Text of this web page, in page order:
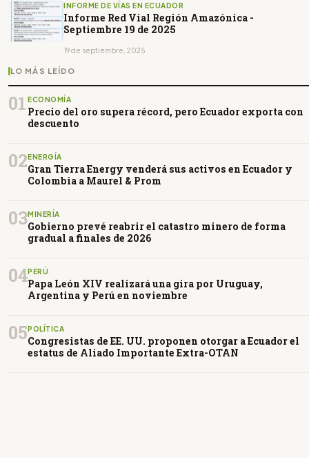
INFORME DE VÍAS EN ECUADOR
Informe Red Vial Región Amazónica -
Septiembre 19 de 2025
19 de septiembre, 2025
LO MÁS LEÍDO
01 ECONOMÍA
Precio del oro supera récord, pero Ecuador exporta con
descuento
02ENERGÍA
Gran Tierra Energy venderá sus activos en Ecuador y
Colombia a Maurel & Prom
03MINERÍA
Gobierno prevé reabrir el catastro minero de forma
gradual a finales de 2026
04PERÚ
Papa León XIV realizará una gira por Uruguay,
Argentina y Perú en noviembre
05POLÍTICA
Congresistas de EE. UU. proponen otorgar a Ecuador el
estatus de Aliado Importante Extra-OTAN